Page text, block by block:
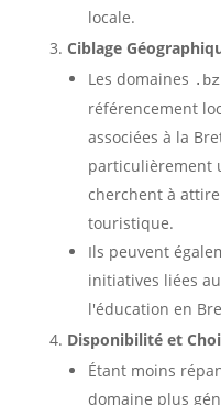
locale.
Ciblage
Les domaines
référencement
associées à la
particulièrement
cherchent à
touristique.
Ils peuvent
initiatives liées
l'éducation en
Disponibilité et
Étant moins
domaine plus